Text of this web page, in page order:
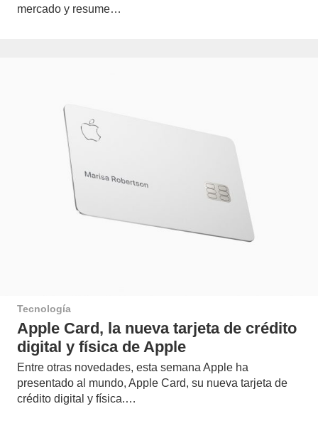
mercado y resume…
Tecnología
Apple Card, la nueva tarjeta de crédito
digital y física de Apple
Entre otras novedades, esta semana Apple ha
presentado al mundo, Apple Card, su nueva tarjeta de
crédito digital y física.…